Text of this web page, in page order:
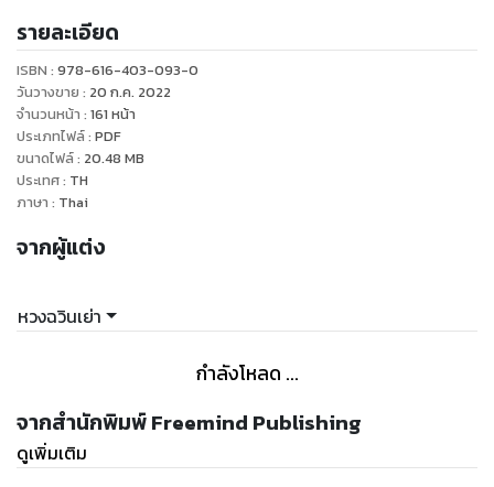
ด้วยลักษณะของสังคมที่เปลี่ยนไป
#โรคหัวใจและหลอดเลือด กลายเป็นโรคสมัยใหม่ของคนยุค
ปัจจุบัน
นอกจากปัจจัยด้านพันธุกรรมและอายุซึ่งเป็นปัจจัยที่เราควบคุมไม่
ได้
“พฤติกรรมการใช้ชีวิต” มีความเกี่ยวข้องกับโรคหัวใจและหลอด
ในช่วงหลายปีมานี้ มีหนุ่มสาวจำนวนไม่น้อยที่หลอดเลือดมีระดับ
พฤติกรรมเหล่านี้ เช่น การตกอยู่ในภาวะเครียดและวิตกกังวลเป็น
ระยะเวลานาน การดื่มกินที่ไม่บันยะบันยัง กินของมันๆ กินรสเค็ม
มากเกินไป ไม่ได้รับสารอาหารอย่างสมดุล นอนดึก สูบบุหรี่ ดื่ม
น้ำตาลในเลือดสูง) และการออกกำลังกายที่ไม่เพียงพอ ล้วนเป็น
ปัจจัยเสี่ยงต่อสุขภาพหลอดเลือดทั้งสิ้น … ซึ่งหลอดเลือดอุดตัน
ในระยะแรกเริ่มมักไม่ปรากฏอาการ กว่าจะแสดงอาการก็มักจะอุด
รายละเอียด
ISBN : 978-616-403-093-0
วันวางขาย : 20 ก.ค. 2022
จำนวนหน้า : 161 หน้า
ประเภทไฟล์: PDF
ขนาดไฟล์: 20.48 MB
ประเทศ: TH
ภาษา : Thai
จากผู้แต่ง
หวงฉวินเย่า
กำลังโหลด ...
จากสำนักพิมพ์ Freemind Publishing
ดูเพิ่มเติม